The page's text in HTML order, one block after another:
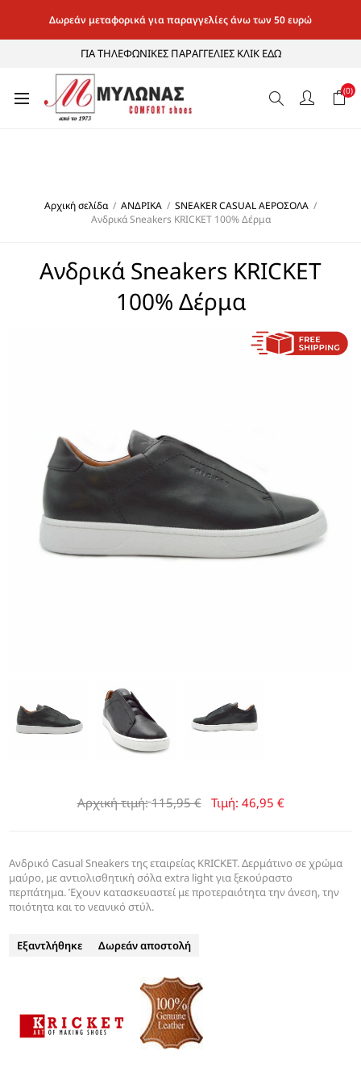
Δωρεάν μεταφορικά για παραγγελίες άνω των 50 ευρώ
ΓΙΑ ΤΗΛΕΦΩΝΙΚΕΣ ΠΑΡΑΓΓΕΛΙΕΣ ΚΛΙΚ ΕΔΩ
(0)
Αρχική σελίδα / ΑΝΔΡΙΚΑ / SNEAKER CASUAL ΑΕΡΟΣΟΛΑ /
Ανδρικά Sneakers KRICKET 100% Δέρμα
Ανδρικά Sneakers KRICKET
100% Δέρμα
Αρχική τιμή: 115,95 € Τιμή: 46,95 €
Aνδρικό Casual Sneakers της εταιρείας KRICKET. Δερμάτινο σε χρώμα
μαύρο, με αντιολισθητική σόλα extra light για ξεκούραστο
περπάτημα. Έχουν κατασκευαστεί με προτεραιότητα την άνεση, την
ποιότητα και το νεανικό στύλ.
Εξαντλήθηκε Δωρεάν αποστολή